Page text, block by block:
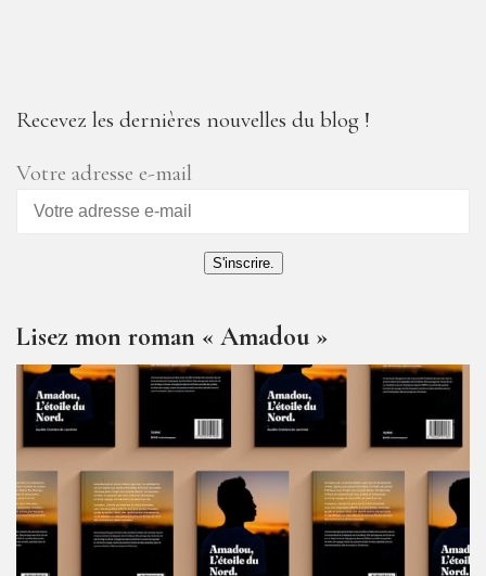
Recevez les dernières nouvelles du blog !
Votre adresse e-mail
S'inscrire.
Lisez mon roman « Amadou »